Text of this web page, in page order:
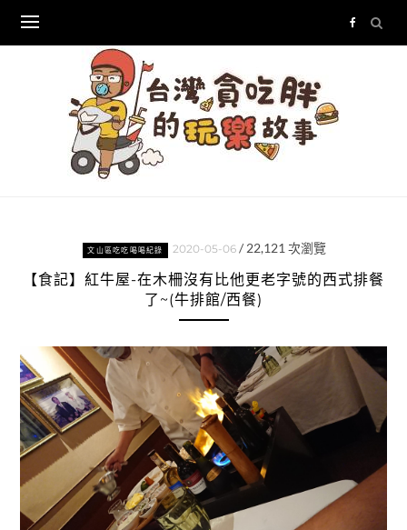
content
文山區吃吃喝喝紀錄 2020-05-06 / 22,121 次瀏覽
【食記】紅牛屋-在木柵沒有比他更老字號的西式排餐
了~(牛排館/西餐)